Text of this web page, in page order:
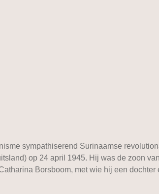
sympathiserend Surinaamse
op 24 april 1945. Hij was de zoon
Borsboom, met wie hij een